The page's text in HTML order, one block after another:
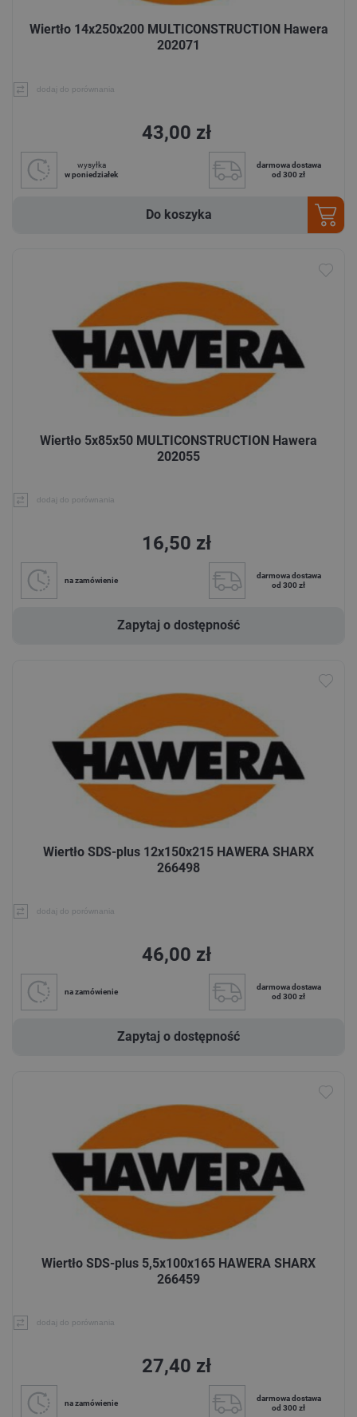
Wiertło 14x250x200 MULTICONSTRUCTION Hawera
202071
dodaj do porównania
43,00 zł
wysyłka
w poniedziałek
darmowa dostawa
od 300 zł
Do koszyka
Wiertło 5x85x50 MULTICONSTRUCTION Hawera
202055
dodaj do porównania
16,50 zł
na zamówienie
darmowa dostawa
od 300 zł
Zapytaj o dostępność
Wiertło SDS-plus 12x150x215 HAWERA SHARX
266498
dodaj do porównania
46,00 zł
na zamówienie
darmowa dostawa
od 300 zł
Zapytaj o dostępność
Wiertło SDS-plus 5,5x100x165 HAWERA SHARX
266459
dodaj do porównania
27,40 zł
na zamówienie
darmowa dostawa
od 300 zł